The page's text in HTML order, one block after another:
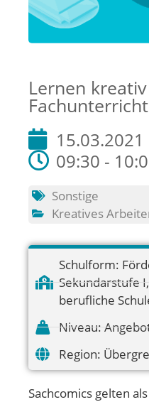
Lernen
Fachunterricht
15.03.2021
09:30 -
Sonstige
Kreatives
Schulform:
Sekundarstufe I,
berufliche
Niveau:
Region:
Sachcomics gelten